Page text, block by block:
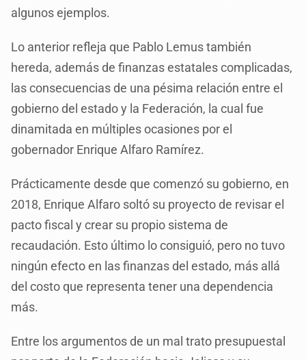
algunos ejemplos.
Lo anterior refleja que Pablo Lemus también
hereda, además de finanzas estatales complicadas,
las consecuencias de una pésima relación entre el
gobierno del estado y la Federación, la cual fue
dinamitada en múltiples ocasiones por el
gobernador Enrique Alfaro Ramírez.
Prácticamente desde que comenzó su gobierno, en
2018, Enrique Alfaro soltó su proyecto de revisar el
pacto fiscal y crear su propio sistema de
recaudación. Esto último lo consiguió, pero no tuvo
ningún efecto en las finanzas del estado, más allá
del costo que representa tener una dependencia
más.
Entre los argumentos de un mal trato presupuestal